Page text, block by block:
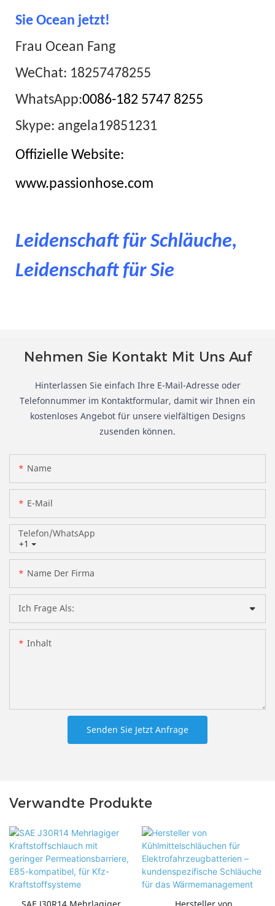
Sie Ocean jetzt!
Frau Ocean Fang
WeChat: 18257478255
WhatsApp:0086-182 5747 8255
Skype: angela19851231
Offizielle Website:
www.passionhose.com
Leidenschaft für Schläuche,
Leidenschaft für Sie
Nehmen Sie Kontakt Mit Uns Auf
Hinterlassen Sie einfach Ihre E-Mail-Adresse oder
Telefonnummer im Kontaktformular, damit wir Ihnen ein
kostenloses Angebot für unsere vielfältigen Designs
zusenden können.
Name
E-Mail
+1
Telefon/WhatsApp
Name Der Firma
Ich Frage Als:
Inhalt
Senden Sie Jetzt Anfrage
Verwandte Produkte